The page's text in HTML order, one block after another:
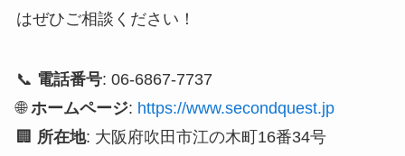
はぜひご相談ください！
📞 電話番号: 06-6867-7737
🌐ホームページ: https://www.secondquest.jp
🏢 所在地: 大阪府吹田市江の木町16番34号